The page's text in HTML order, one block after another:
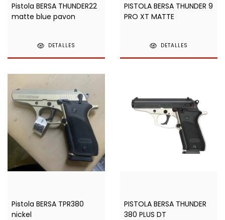
Pistola BERSA THUNDER22
matte blue pavon
DETALLES
PISTOLA BERSA THUNDER 9
PRO XT MATTE
DETALLES
Pistola BERSA TPR380
nickel
PISTOLA BERSA THUNDER
380 PLUS DT